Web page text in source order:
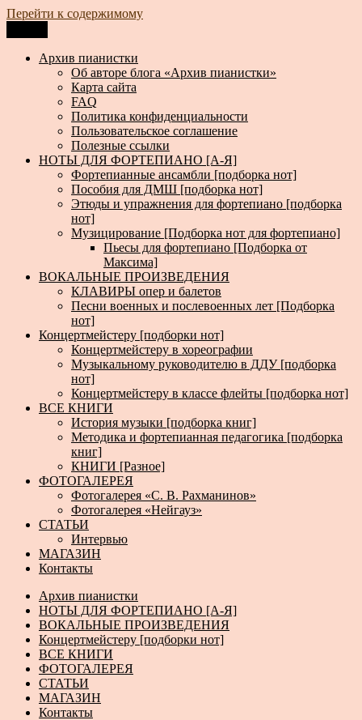
Перейти к содержимому
Архив пианистки
Всё для пианистов: ноты, книги, музыка, статьи…
Архив пианистки
Об авторе блога «Архив пианистки»
Карта сайта
FAQ
Политика конфиденциальности
Пользовательское соглашение
Полезные ссылки
НОТЫ ДЛЯ ФОРТЕПИАНО [А-Я]
Фортепианные ансамбли [подборка нот]
Пособия для ДМШ [подборка нот]
Этюды и упражнения для фортепиано [подборка
нот]
Музицирование [Подборка нот для фортепиано]
Пьесы для фортепиано [Подборка от
Максима]
ВОКАЛЬНЫЕ ПРОИЗВЕДЕНИЯ
КЛАВИРЫ опер и балетов
Песни военных и послевоенных лет [Подборка
нот]
Концертмейстеру [подборки нот]
Концертмейстеру в хореографии
Музыкальному руководителю в ДДУ [подборка
нот]
Концертмейстеру в классе флейты [подборка нот]
ВСЕ КНИГИ
История музыки [подборка книг]
Методика и фортепианная педагогика [подборка
книг]
КНИГИ [Разное]
ФОТОГАЛЕРЕЯ
Фотогалерея «С. В. Рахманинов»
Фотогалерея «Нейгауз»
СТАТЬИ
Интервью
МАГАЗИН
Контакты
Архив пианистки
НОТЫ ДЛЯ ФОРТЕПИАНО [А-Я]
ВОКАЛЬНЫЕ ПРОИЗВЕДЕНИЯ
Концертмейстеру [подборки нот]
ВСЕ КНИГИ
ФОТОГАЛЕРЕЯ
СТАТЬИ
МАГАЗИН
Контакты